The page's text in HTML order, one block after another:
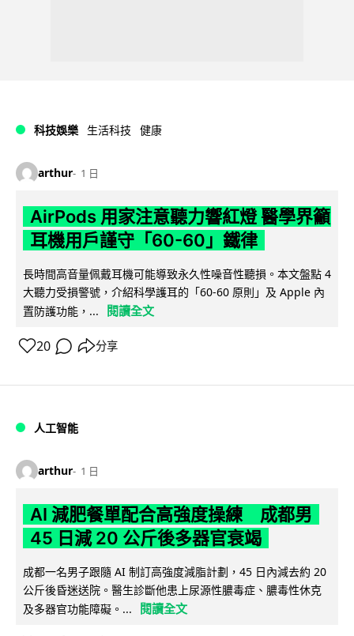
科技娛樂 生活科技 健康
arthur 1 日
AirPods 用家注意聽力響紅燈 醫學界籲
耳機用戶謹守「60-60」鐵律
長時間高音量佩戴耳機可能導致永久性噪音性聽損。本文盤點 4
大聽力受損警號，介紹科學護耳的「60-60 原則」及 Apple 內
置防護功能，...
閱讀全文
20 分享
人工智能
arthur 1 日
AI 減肥餐單配合高強度操練 成都男
45 日減 20 公斤後多器官衰竭
成都一名男子跟隨 AI 制訂高強度減脂計劃，45 日內減去約 20
公斤後昏迷送院。醫生診斷他患上尿源性膿毒症、膿毒性休克
及多器官功能障礙。...
閱讀全文